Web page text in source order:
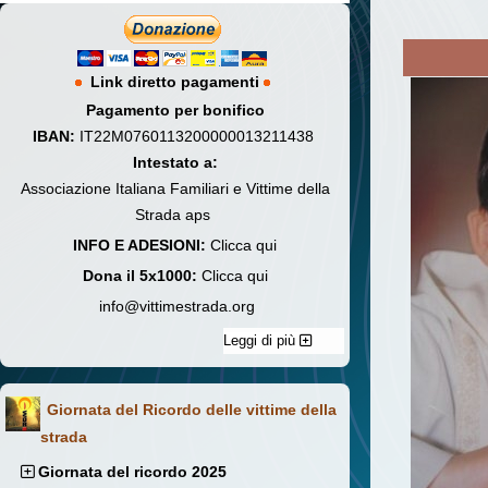
Link diretto pagamenti
Pagamento per bonifico
IBAN: IT22M0760113200000013211438
Intestato a:
Associazione Italiana Familiari e Vittime della
Strada aps
INFO E ADESIONI: Clicca qui
Dona il 5x1000: Clicca qui
info@vittimestrada.org
Leggi di più
Giornata del Ricordo delle vittime della
strada
Giornata del ricordo 2025